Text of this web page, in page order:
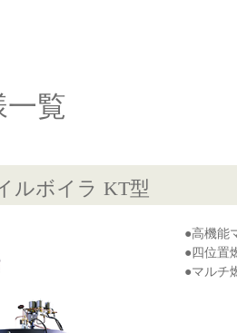
一覧
ルボイラ KT型
●高機能
●四位置
●マルチ